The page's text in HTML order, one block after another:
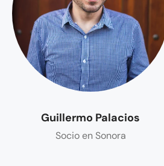
Guillermo Palacios
Socio en Sonora